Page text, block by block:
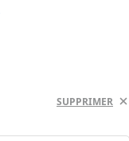
SUPPRIMER